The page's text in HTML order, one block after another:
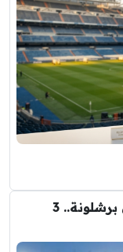
عاجل : رودري يوافق على الانتقال الى برشلونة.. 3